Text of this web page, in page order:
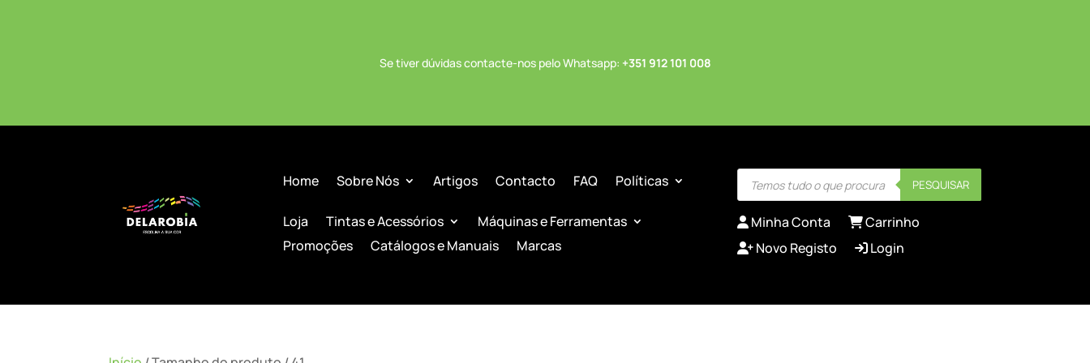
Se tiver dúvidas contacte-nos pelo Whatsapp: +351 912 101 008
Home Sobre Nós Artigos Contacto FAQ Políticas Products
search PESQUISAR
Loja Tintas e Acessórios
Máquinas e Ferramentas
Promoções
Catálogos e Manuais Marcas
Minha Conta
Carrinho
Novo Registo
Login